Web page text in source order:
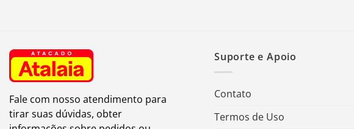
Fale com nosso atendimento para
tirar suas dúvidas, obter
Suporte e Apoio
Contato
Termos de Uso